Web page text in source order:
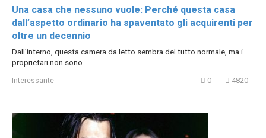
Una casa che nessuno vuole: Perché questa casa
dall’aspetto ordinario ha spaventato gli acquirenti per
oltre un decennio
Dall’interno, questa camera da letto sembra del tutto normale, ma i
proprietari non sono
Interessante 0 4820